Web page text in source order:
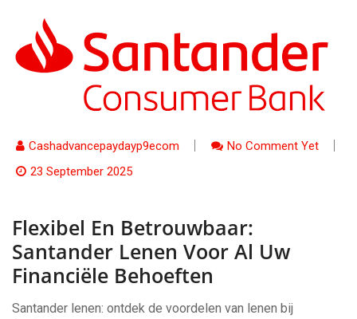
Cashadvancepaydayp9ecom
No Comment Yet
23 September 2025
Flexibel En Betrouwbaar:
Santander Lenen Voor Al Uw
Financiële Behoeften
Santander lenen: ontdek de voordelen van lenen bij